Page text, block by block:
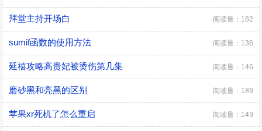
拜堂主持开场白 阅读量：182
sumif函数的使用方法 阅读量：136
延禧攻略高贵妃被烫伤第几集 阅读量：146
磨砂黑和亮黑的区别 阅读量：189
苹果xr死机了怎么重启 阅读量：149